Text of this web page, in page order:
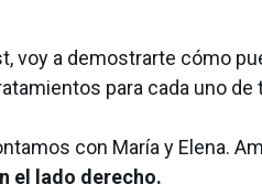
voy a demostrarte cómo
para cada uno de
con María y Elena.
el lado derecho.